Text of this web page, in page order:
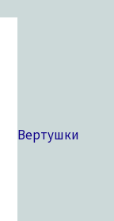
Вертушки